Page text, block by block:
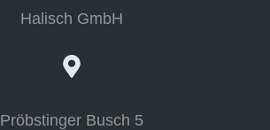
Halisch GmbH
Pröbstinger Busch 5